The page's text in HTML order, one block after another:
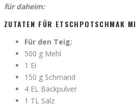
für daheim:
ZUTATEN FÜR ETSCHPOTSCHMAK
Für den Teig:
500 g Mehl
1 Ei
150 g Schmand
4 EL Backpulver
1 TL Salz